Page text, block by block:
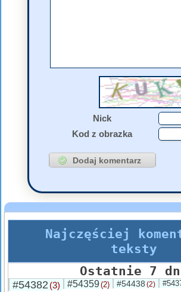
Nick
Kod z obrazka
Najczęściej
teksty
Ostatnie 7
#54382 (3) #54359(2) #54438 (2)